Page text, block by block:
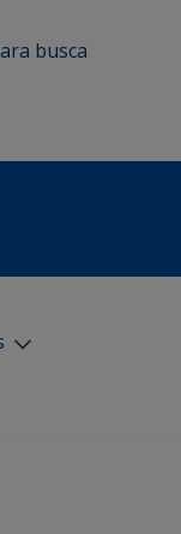
busca